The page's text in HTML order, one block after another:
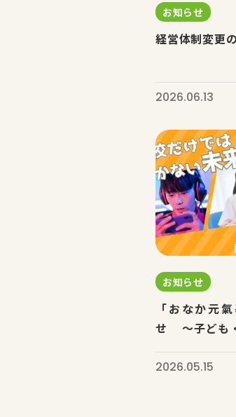
お知らせ
経営体制変更
2026.06.13
お知らせ
「おなか元
せ 〜子ども
2026.05.15